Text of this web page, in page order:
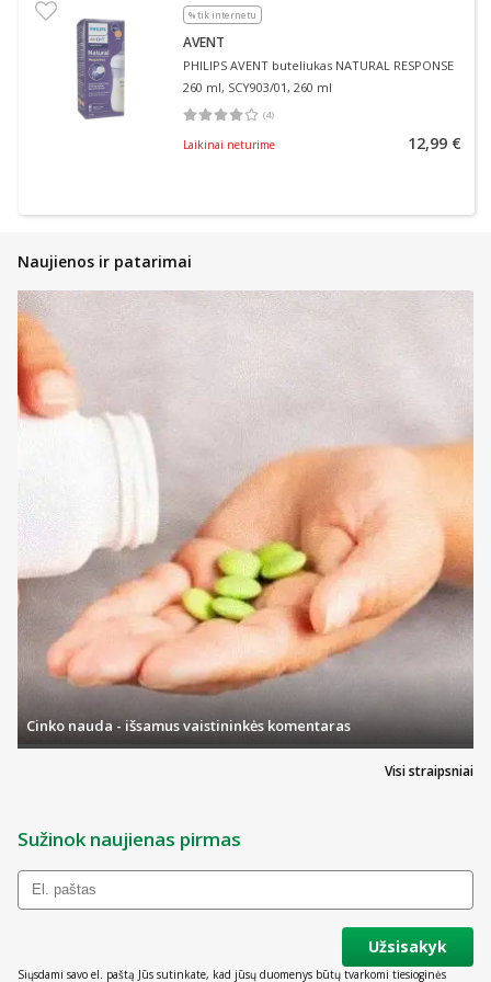
% tik internetu
AVENT
PHILIPS AVENT buteliukas NATURAL RESPONSE
260 ml, SCY903/01, 260 ml
(4)
Vidutinis įvertinimas 4.00
Laikinai neturime 12,99 €
Naujienos ir patarimai
Visi straipsniai
Cinko nauda - išsamus vaistininkės komentaras
Sužinok naujienas pirmas
Užsisakyk
Siųsdami savo el. paštą Jūs sutinkate, kad jūsų duomenys būtų tvarkomi tiesioginės